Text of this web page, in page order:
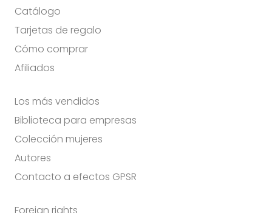
Catálogo
Tarjetas de regalo
Cómo comprar
Afiliados
Los más vendidos
Biblioteca para empresas
Colección mujeres
Autores
Contacto a efectos GPSR
Foreign rights